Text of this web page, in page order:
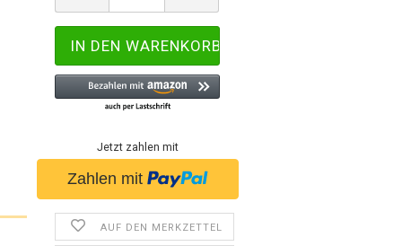
Jetzt zahlen mit
AUF DEN MERKZETTEL